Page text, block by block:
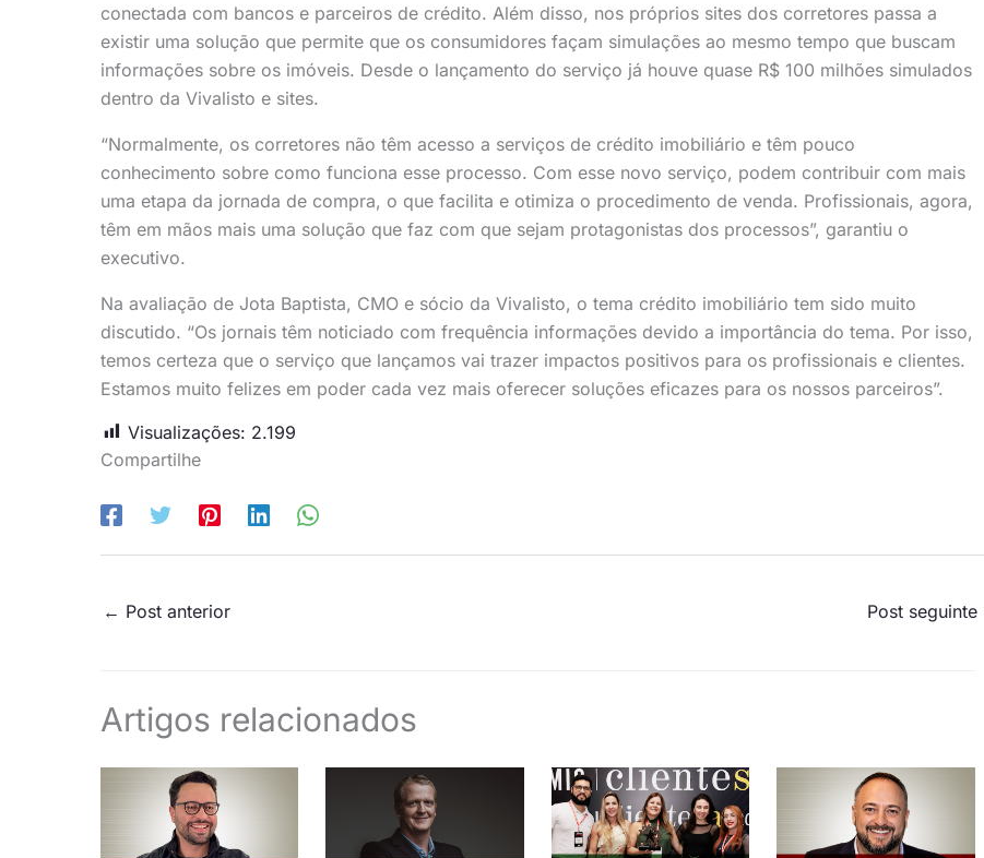
conectada com bancos e parceiros de crédito. Além disso, nos próprios sites dos corretores passa a
existir uma solução que permite que os consumidores façam simulações ao mesmo tempo que buscam
informações sobre os imóveis. Desde o lançamento do serviço já houve quase R$ 100 milhões simulados
dentro da Vivalisto e sites.
“Normalmente, os corretores não têm acesso a serviços de crédito imobiliário e têm pouco
conhecimento sobre como funciona esse processo. Com esse novo serviço, podem contribuir com mais
uma etapa da jornada de compra, o que facilita e otimiza o procedimento de venda. Profissionais, agora,
têm em mãos mais uma solução que faz com que sejam protagonistas dos processos”, garantiu o
executivo.
Na avaliação de Jota Baptista, CMO e sócio da Vivalisto, o tema crédito imobiliário tem sido muito
discutido. “Os jornais têm noticiado com frequência informações devido a importância do tema. Por isso,
temos certeza que o serviço que lançamos vai trazer impactos positivos para os profissionais e clientes.
Estamos muito felizes em poder cada vez mais oferecer soluções eficazes para os nossos parceiros”.
Visualizações: 2.199
Compartilhe
← Post anterior Post seguinte
Artigos relacionados